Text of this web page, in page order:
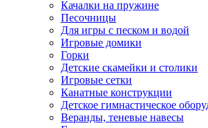
Качалки на пружине
Песочницы
Для игры с песком и водой
Игровые домики
Горки
Детские скамейки и столики
Игровые сетки
Канатные конструкции
Детское гимнастическое
Веранды, теневые навесы